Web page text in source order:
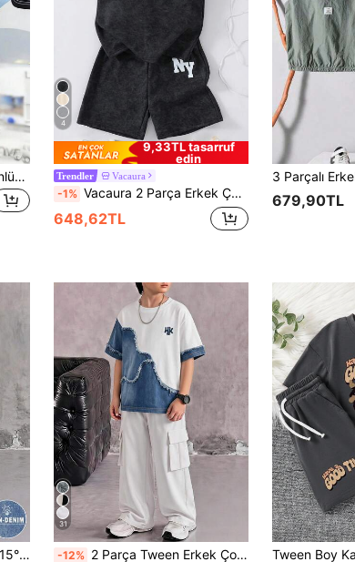
Yeni Yazlık Erkek Çocuk Günlük Minimalist Büyük Abi Harf Baskılı Yuvarlak Yaka Tişört + Şort Takımı, Erkek Çocuklar İçin Rahat Kıyafet
4
9,33TL tasarruf
edin
Trendler Vacaura
-1% Vacaura 2 Parça Erkek Çocuk Koyu Gri High Street Suni Kar Tanesi Desenli Örme Bisiklet Yaka Tişört ve Uyumlu Şort Takımı, Yazlık Sokak Stili Tatil Küçük Baskılı Örme Set
648,62TL
679,90TL
Dönüş Buluşmaları İçin Uygun
31
-12% 2 Parça Tween Erkek Çocuk Günlük Cool Stil İngilizce Slogan Baskılı Moda Yuvarlak Yaka Kısa Kollu Tişört ve Geniş Paça Kargo Pantolon Takımı, Tatil Buluşmaları ve Partiler İçin Uygun, İlkbahar/Yaz Rahat ve Kolay Giyilebilir, Yazın Olmazsa Olmaz Moda Günlük Kombin, İlkbahar/Yaz Sokak Stili, Okula Dönüş Buluşmaları ve Günlük Kombin, Dış Mekan Etkinlikleri İçin Uygun